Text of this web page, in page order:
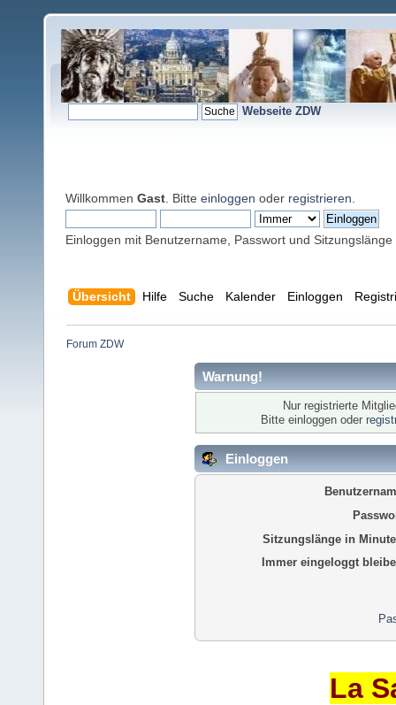
Webseite ZDW
Willkommen Gast . Bitte einloggen oder registrieren
Einloggen mit Benutzername, Passwort und Sitzungslänge
Übersicht Hilfe Suche Kalender Einloggen
Forum ZDW
Warnung!
Nur registrierte
Bitte einloggen oder
Einloggen
Sitzungslänge in
Immer eingeloggt
La